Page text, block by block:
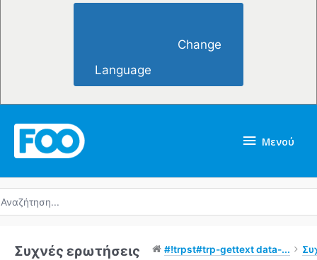
Language
Μενού
Συχνές ερωτήσεις #!trpst#trp-gettext data-...